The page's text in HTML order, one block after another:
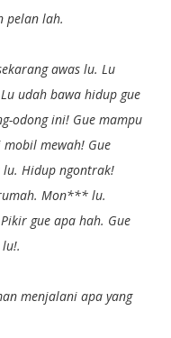
pelan lah.
awas lu. Lu
udah bawa hidup gue
odong ini! Gue mampu
mewah! Gue
Hidup ngontrak!
Mon*** lu.
gue apa hah. Gue
menjalani apa yang